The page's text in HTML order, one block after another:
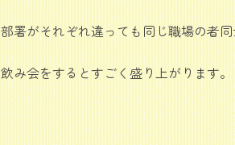
部署がそれぞれ違っても同じ職場の者
飲み会をするとすごく盛り上がります。